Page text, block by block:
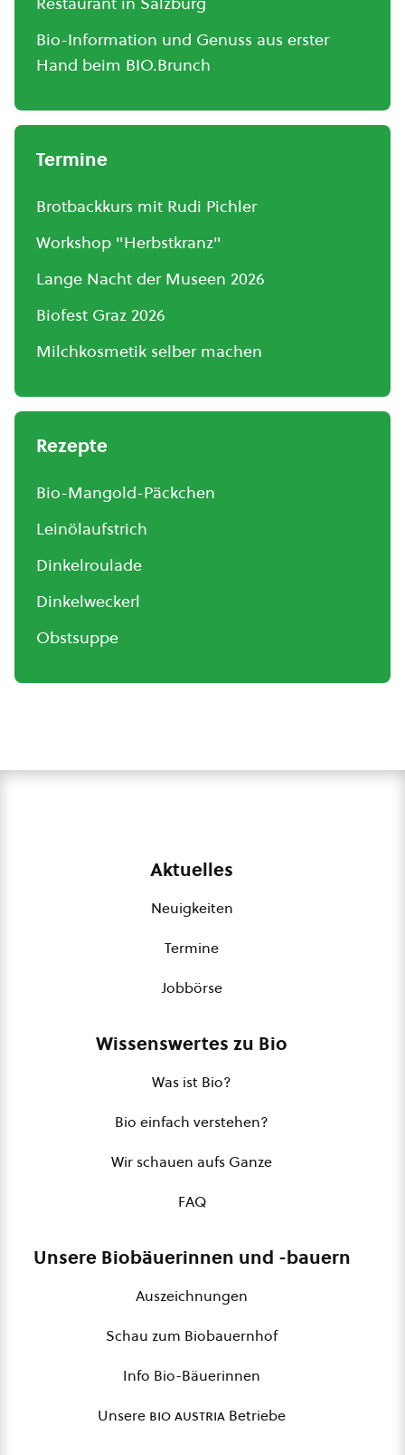
Bio-Information und Genuss aus erster
Hand beim BIO.Brunch
Termine
Brotbackkurs mit Rudi Pichler
Workshop "Herbstkranz"
Lange Nacht der Museen 2026
Biofest Graz 2026
Milchkosmetik selber machen
Rezepte
Bio-Mangold-Päckchen
Leinölaufstrich
Dinkelroulade
Dinkelweckerl
Obstsuppe
Aktuelles
Neuigkeiten
Termine
Jobbörse
Wissenswertes zu Bio
Was ist Bio?
Bio einfach verstehen?
Wir schauen aufs Ganze
FAQ
Unsere Biobäuerinnen und -bauern
Auszeichnungen
Schau zum Biobauernhof
Info Bio-Bäuerinnen
Unsere bio austria Betriebe